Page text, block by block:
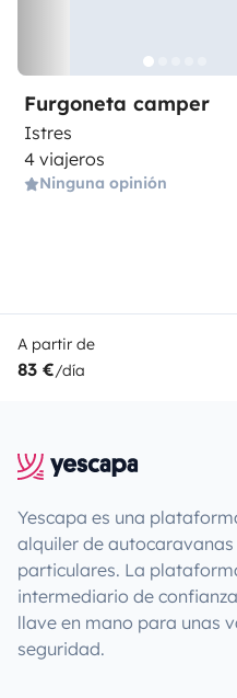
Furgoneta camper
Istres
4 viajeros
Ninguna opinión
A partir de
83 €/día
Yescapa es una
alquiler de
particulares. La
intermediario de
llave en mano para unas
seguridad.